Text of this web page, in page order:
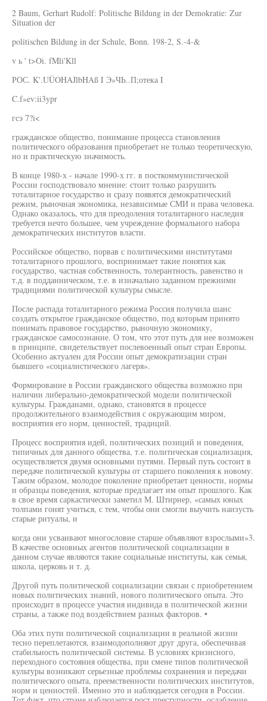
2 Baum, Gerhart Rudolf: Politische Bildung in der Demokratie: Zur
Situation der
politischen Bildung in der Schule, Bonn. 198-2, S.-4-&
v ь ' t>Oi. fMli'Kll
РОС. K'.UÜOHAJlbHAß I Э»ЧЬ..П;отека I
C.f»ev:ii3ypr
гсэ 7?i<
гражданское общество, понимание процесса становления
политического образования приобретает не только теоретическую,
но и практическую значимость.
В конце 1980-х - начале 1990-х гг. в посткоммунистической
России господствовало мнение: стоит только разрушить
тоталитарное государство и сразу появятся демократический
режим, рыночная экономика, независимые СМИ и права человека.
Однако оказалось, что для преодоления тоталитарного наследия
требуется нечто большее, чем учреждение формального набора
демократических институтов власти.
Российское общество, порвав с политическими институтами
тоталитарного прошлого, воспринимает такие понятия как
государство, частная собственность, толерантность, равенство и
т.д. в подданническом, т.е. в изначально заданном прежними
традициями политической культуры смысле.
После распада тоталитарного режима Россия получила шанс
создать открытое гражданское общество, под которым принято
понимать правовое государство, рыночную экономику,
гражданское самосознание. О том, что этот путь для нее возможен
в принципе, свидетельствует послевоенный опыт стран Европы.
Особенно актуален для России опыт демократизации стран
бывшего «социалистического лагеря».
Формирование в России гражданского общества возможно при
наличии либерально-демократической модели политической
культуры. Гражданами, однако, становятся в процессе
продолжительного взаимодействия с окружающим миром,
восприятия его норм, ценностей, традиций.
Процесс восприятия идей, политических позиций и поведения,
типичных для данного общества, т.е. политическая социализация,
осуществляется двумя основными путями. Первый путь состоит в
передаче политической культуры от старшего поколения к новому.
Таким образом, молодое поколение приобретает ценности, нормы
и образцы поведения, которые предлагает им опыт прошлого. Как
в свое время саркастически заметил М. Штирнер, «самых юных
толпами гонят учиться, с тем, чтобы они смогли выучить наизусть
старые ритуалы, и
когда они усваивают многословие старше объявляют взрослыми»3.
В качестве основных агентов политической социализации в
данном случае являются такие социальные институты, как семья,
школа, церковь и т. д.
Другой путь политической социализации связан с приобретением
новых политических знаний, нового политического опыта. Это
происходит в процессе участия индивида в политической жизни
страны, а также под воздействием разных факторов. •
Оба этих пути политической социализации в реальной жизни
тесно переплетаются, взаимодополняют друг друга, обеспечивая
стабильность политической системы. В условиях кризисного,
переходного состояния общества, при смене типов политической
культуры возникают серьезные проблемы сохранения и передачи
политического опыта, преемственности политических институтов,
норм и ценностей. Именно это и наблюдается сегодня в России.